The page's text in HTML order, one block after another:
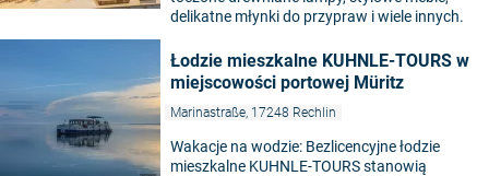
delikatne młynki do przypraw i wiele innych.
Łodzie mieszkalne KUHNLE-TOURS w
miejscowości portowej Müritz
Marinastraße, 17248 Rechlin
Wakacje na wodzie: Bezlicencyjne łodzie
mieszkalne KUHNLE-TOURS stanowią